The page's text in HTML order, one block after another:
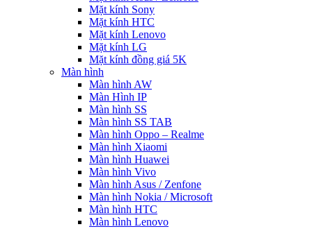
Mặt kính Sony
Mặt kính HTC
Mặt kính Lenovo
Mặt kính LG
Mặt kính đồng giá 5K
Màn hình
Màn hình AW
Màn Hình IP
Màn hình SS
Màn hình SS TAB
Màn hình Oppo – Realme
Màn hình Xiaomi
Màn hình Huawei
Màn hình Vivo
Màn hình Asus / Zenfone
Màn hình Nokia / Microsoft
Màn hình HTC
Màn hình Lenovo